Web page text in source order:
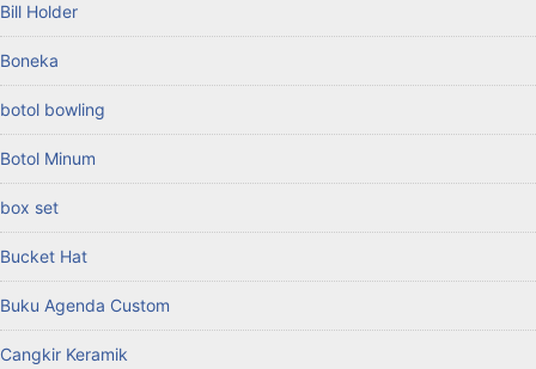
Bill Holder
Boneka
botol bowling
Botol Minum
box set
Bucket Hat
Buku Agenda Custom
Cangkir Keramik